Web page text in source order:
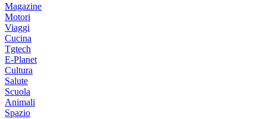
Magazine
Motori
Viaggi
Cucina
Tgtech
E-Planet
Cultura
Salute
Scuola
Animali
Spazio